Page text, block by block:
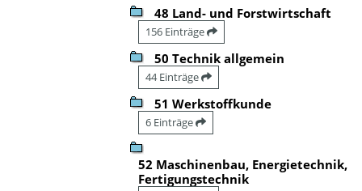
48 Land- und Forstwirtschaft
156 Einträge
50 Technik allgemein
44 Einträge
51 Werkstoffkunde
6 Einträge
52 Maschinenbau, Energietechnik,
Fertigungstechnik